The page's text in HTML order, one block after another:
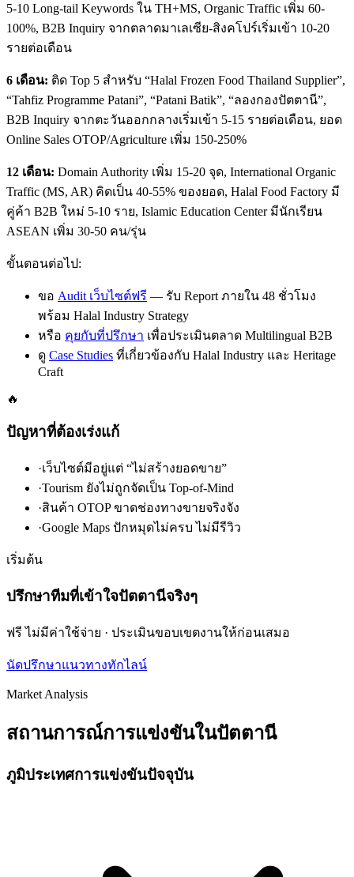
5-10 Long-tail Keywords ใน TH+MS, Organic Traffic เพิ่ม 60-
100%, B2B Inquiry จากตลาดมาเลเซีย-สิงคโปร์เริ่มเข้า 10-20
รายต่อเดือน
6 เดือน: ติด Top 5 สำหรับ “Halal Frozen Food Thailand Supplier”,
“Tahfiz Programme Patani”, “Patani Batik”, “ลองกองปัตตานี”,
B2B Inquiry จากตะวันออกกลางเริ่มเข้า 5-15 รายต่อเดือน, ยอด
Online Sales OTOP/Agriculture เพิ่ม 150-250%
12 เดือน: Domain Authority เพิ่ม 15-20 จุด, International Organic
Traffic (MS, AR) คิดเป็น 40-55% ของยอด, Halal Food Factory มี
คู่ค้า B2B ใหม่ 5-10 ราย, Islamic Education Center มีนักเรียน
ASEAN เพิ่ม 30-50 คน/รุ่น
ขั้นตอนต่อไป:
ขอ Audit เว็บไซต์ฟรี — รับ Report ภายใน 48 ชั่วโมง
พร้อม Halal Industry Strategy
หรือ คุยกับที่ปรึกษา เพื่อประเมินตลาด Multilingual B2B
ดู Case Studies ที่เกี่ยวข้องกับ Halal Industry และ Heritage
Craft
🔥
ปัญหาที่ต้องเร่งแก้
·เว็บไซต์มีอยู่แต่ “ไม่สร้างยอดขาย”
·Tourism ยังไม่ถูกจัดเป็น Top-of-Mind
·สินค้า OTOP ขาดช่องทางขายจริงจัง
·Google Maps ปักหมุดไม่ครบ ไม่มีรีวิว
เริ่มต้น
ปรึกษาทีมที่เข้าใจปัตตานีจริงๆ
ฟรี ไม่มีค่าใช้จ่าย · ประเมินขอบเขตงานให้ก่อนเสมอ
นัดปรึกษาแนวทางทักไลน์
Market Analysis
สถานการณ์การแข่งขันในปัตตานี
ภูมิประเทศการแข่งขันปัจจุบัน